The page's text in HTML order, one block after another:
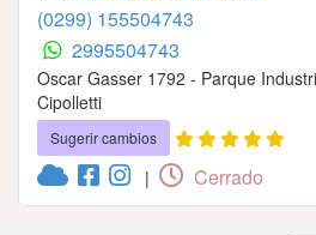
(0299) 155504743
2995504743
Oscar Gasser 1792 - Parque
Cipolletti
Sugerir cambios
| Cerrado